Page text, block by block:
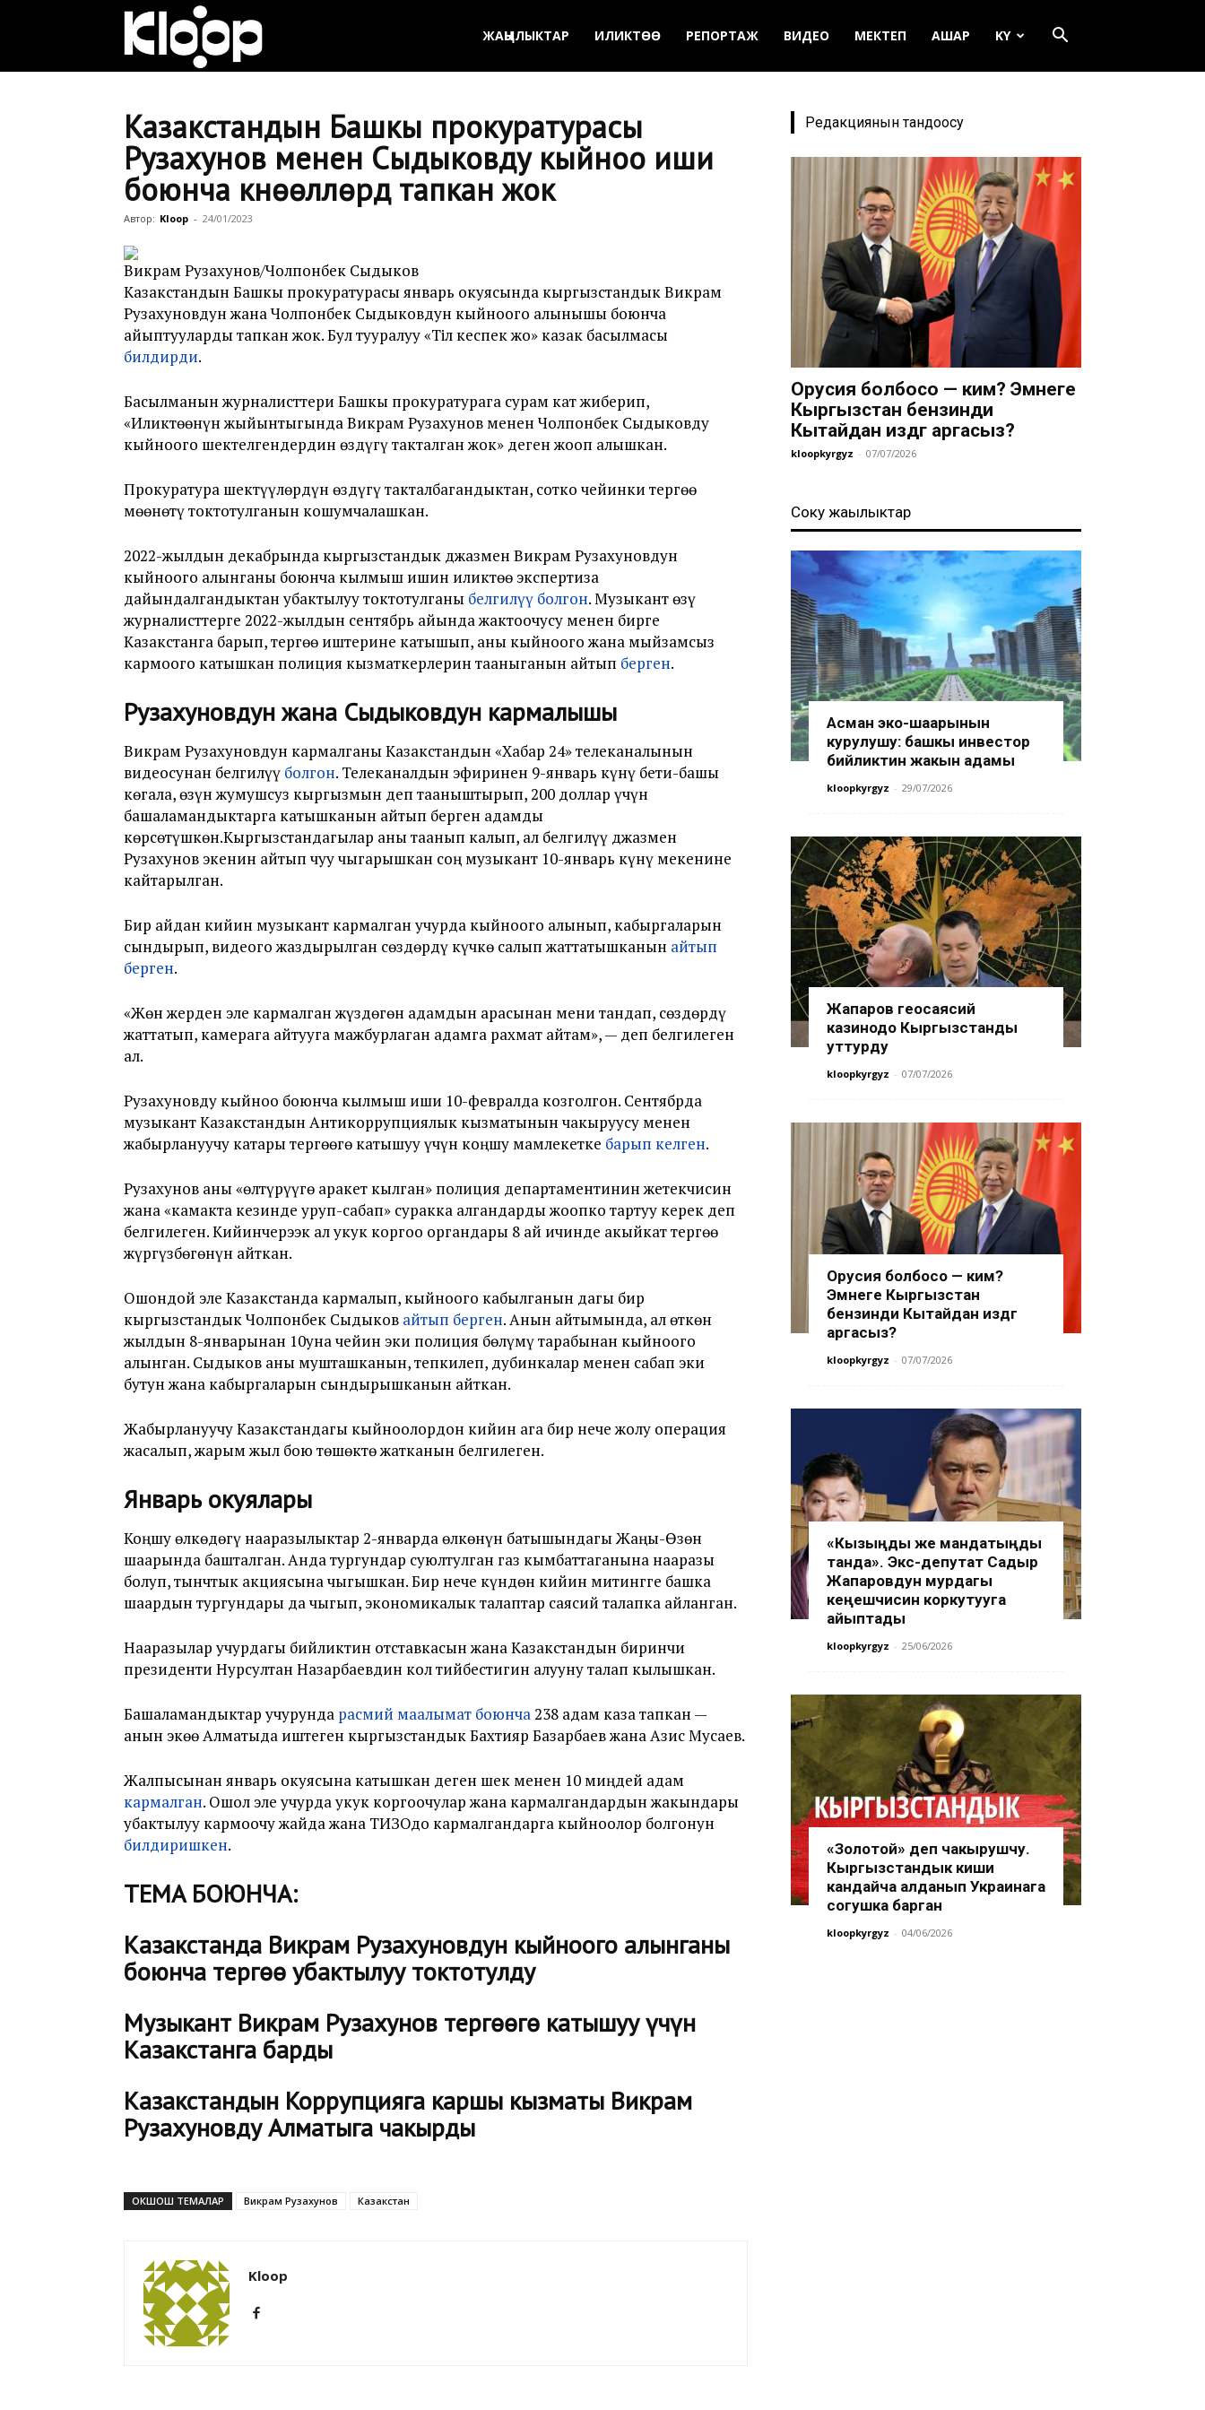
жаңылыктары
ЖАҢЫЛЫКТАР ИЛИКТӨӨ РЕПОРТАЖ ВИДЕО МЕКТЕП АШАР KY
Казакстандын Башкы прокуратурасы
Рузахунов менен Сыдыковду кыйноо иши
боюнча күнөөлүүлөрдү тапкан жок
Автор: Kloop - 24/01/2023
Викрам Рузахунов/Чолпонбек Сыдыков
Казакстандын Башкы прокуратурасы январь окуясында кыргызстандык Викрам
Рузахуновдун жана Чолпонбек Сыдыковдун кыйноого алынышы боюнча
айыптууларды тапкан жок. Бул тууралуу «Тіл кеспек жоқ» казак басылмасы
билдирди.
Басылманын журналисттери Башкы прокуратурага сурам кат жиберип,
«Иликтөөнүн жыйынтыгында Викрам Рузахунов менен Чолпонбек Сыдыковду
кыйноого шектелгендердин өздүгү такталган жок» деген жооп алышкан.
Прокуратура шектүүлөрдүн өздүгү такталбагандыктан, сотко чейинки тергөө
мөөнөтү токтотулганын кошумчалашкан.
2022-жылдын декабрында кыргызстандык джазмен Викрам Рузахуновдун
кыйноого алынганы боюнча кылмыш ишин иликтөө экспертиза
дайындалгандыктан убактылуу токтотулганы белгилүү болгон. Музыкант өзү
журналисттерге 2022-жылдын сентябрь айында жактоочусу менен бирге
Казакстанга барып, тергөө иштерине катышып, аны кыйноого жана мыйзамсыз
кармоого катышкан полиция кызматкерлерин тааныганын айтып берген.
Рузахуновдун жана Сыдыковдун кармалышы
Викрам Рузахуновдун кармалганы Казакстандын «Хабар 24» телеканалынын
видеосунан белгилүү болгон. Телеканалдын эфиринен 9-январь күнү бети-башы
көгала, өзүн жумушсуз кыргызмын деп тааныштырып, 200 доллар үчүн
башаламандыктарга катышканын айтып берген адамды
көрсөтүшкөн.Кыргызстандагылар аны таанып калып, ал белгилүү джазмен
Рузахунов экенин айтып чуу чыгарышкан соң музыкант 10-январь күнү мекенине
кайтарылган.
Бир айдан кийин музыкант кармалган учурда кыйноого алынып, кабыргаларын
сындырып, видеого жаздырылган сөздөрдү күчкө салып жаттатышканын айтып
берген.
«Жөн жерден эле кармалган жүздөгөн адамдын арасынан мени тандап, сөздөрдү
жаттатып, камерага айтууга мажбурлаган адамга рахмат айтам», — деп белгилеген
ал.
Рузахуновду кыйноо боюнча кылмыш иши 10-февралда козголгон. Сентябрда
музыкант Казакстандын Антикоррупциялык кызматынын чакыруусу менен
жабырлануучу катары тергөөгө катышуу үчүн коңшу мамлекетке барып келген.
Рузахунов аны «өлтүрүүгө аракет кылган» полиция департаментинин жетекчисин
жана «камакта кезинде уруп-сабап» суракка алгандарды жоопко тартуу керек деп
белгилеген. Кийинчерээк ал укук коргоо органдары 8 ай ичинде акыйкат тергөө
жүргүзбөгөнүн айткан.
Ошондой эле Казакстанда кармалып, кыйноого кабылганын дагы бир
кыргызстандык Чолпонбек Сыдыков айтып берген. Анын айтымында, ал өткөн
жылдын 8-январынан 10уна чейин эки полиция бөлүмү тарабынан кыйноого
алынган. Сыдыков аны мушташканын, тепкилеп, дубинкалар менен сабап эки
бутун жана кабыргаларын сындырышканын айткан.
Жабырлануучу Казакстандагы кыйноолордон кийин ага бир нече жолу операция
жасалып, жарым жыл бою төшөктө жатканын белгилеген.
Январь окуялары
Коңшу өлкөдөгү нааразылыктар 2-январда өлкөнүн батышындагы Жаңы-Өзөн
шаарында башталган. Анда тургундар суюлтулган газ кымбаттаганына нааразы
болуп, тынчтык акциясына чыгышкан. Бир нече күндөн кийин митингге башка
шаардын тургундары да чыгып, экономикалык талаптар саясий талапка айланган.
Нааразылар учурдагы бийликтин отставкасын жана Казакстандын биринчи
президенти Нурсултан Назарбаевдин кол тийбестигин алууну талап кылышкан.
Башаламандыктар учурунда расмий маалымат боюнча238 адам каза тапкан —
анын экөө Алматыда иштеген кыргызстандык Бахтияр Базарбаев жана Азис Мусаев.
Жалпысынан январь окуясына катышкан деген шек менен 10 миңдей адам
кармалган. Ошол эле учурда укук коргоочулар жана кармалгандардын жакындары
убактылуу кармоочу жайда жана ТИЗОдо кармалгандарга кыйноолор болгонун
билдиришкен.
ТЕМА БОЮНЧА:
Казакстанда Викрам Рузахуновдун кыйноого алынганы
боюнча тергөө убактылуу токтотулду
Музыкант Викрам Рузахунов тергөөгө катышуу үчүн
Казакстанга барды
Казакстандын Коррупцияга каршы кызматы Викрам
Рузахуновду Алматыга чакырды
ОКШОШ ТЕМАЛАР Викрам Рузахунов Казакстан
Kloop
Редакциянын тандоосу
Орусия болбосо — ким? Эмнеге
Кыргызстан бензинди
Кытайдан издөөгө аргасыз?
kloopkyrgyz - 07/07/2026
Соңку жаңылыктар
Асман эко-шаарынын
курулушу: башкы инвестор
бийликтин жакын адамы
kloopkyrgyz - 29/07/2026
Жапаров геосаясий
казинодо Кыргызстанды
уттурду
kloopkyrgyz - 07/07/2026
Орусия болбосо — ким?
Эмнеге Кыргызстан
бензинди Кытайдан издөөгө
аргасыз?
kloopkyrgyz - 07/07/2026
«Кызыңды же мандатыңды
танда». Экс-депутат Садыр
Жапаровдун мурдагы
кеңешчисин коркутууга
айыптады
kloopkyrgyz - 25/06/2026
«Золотой» деп чакырушчу.
Кыргызстандык киши
кандайча алданып Украинага
согушка барган
kloopkyrgyz - 04/06/2026